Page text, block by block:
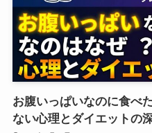
お腹いっぱいなのに食べ
ない心理とダイエットの